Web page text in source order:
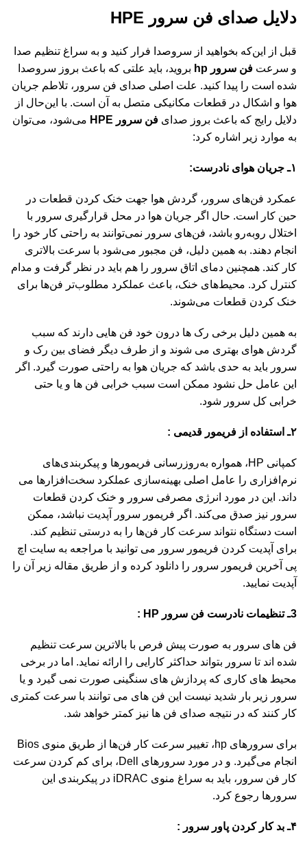
دلایل صدای فن سرور HPE
قبل از این‌که بخواهید از سروصدا فرار کنید و به سراغ تنظیم صدا
و سرعت فن سرور hp
بروید، باید علتی که باعث بروز سروصدا
شده است را پیدا کنید. علت اصلی صدای فن سرور، تلاطم جریان
هوا و اشکال در قطعات مکانیکی متصل به آن است. با این‌حال از
دلایل رایج که باعث بروز صدای فن سرور HPE
می‌شود، می‌توان
به موارد زیر اشاره کرد:
۱ـ جریان هوای نادرست:
عمکرد فن‌های سرور، گردش هوا جهت خنک کردن قطعات در
حین کار است. حال اگر جریان هوا در محل قرارگیری سرور با
اختلال روبه‌رو باشد، فن‌های سرور نمی‌توانند به راحتی کار خود را
انجام دهند. به همین دلیل، فن مجبور می‌شود با سرعت بالاتری
کار کند. همچنین دمای اتاق سرور را هم باید در نظر گرفت و مدام
کنترل کرد. محیط‌های خنک، باعث عملکرد مطلوب‌تر فن‌ها برای
خنک کردن قطعات می‌شوند.
به همین دلیل برخی رک ها درون خود فن هایی دارند که سبب
گردش هوای بهتری می شوند و از طرف دیگر فضای بین رک و
سرور باید به حدی باشد که جریان هوا به راحتی صورت گیرد. اگر
این عامل حل نشود ممکن است سبب خرابی فن ها و یا حتی
خرابی کل سرور شود.
۲ـ استفاده از فریمور قدیمی :
کمپانی HP، همواره به‌روزرسانی فریمورها و پیکربندی‌های
نرم‌افزاری را عامل اصلی بهینه‌سازی عملکرد سخت‌افزارها می
داند. این در مورد انرژی مصرفی سرور و خنک کردن قطعات
سرور نیز صدق می‌کند. اگر فریمور سرور آپدیت نباشد، ممکن
است دستگاه نتواند سرعت کار فن‌ها را به درستی تنظیم کند.
برای آپدیت کردن فریمور سرور می توانید با مراجعه به سایت اچ
پی آخرین فریمور سرور را دانلود کرده و از طریق مقاله زیر آن را
آپدیت نمایید.
3ـ تنظیمات نادرست فن سرور HP :
فن های سرور به صورت پیش فرص با بالاترین سرعت تنظیم
شده اند تا سرور بتواند حداکثر کارایی را ارائه نماید. اما در برخی
محیط های کاری که پردازش های سنگینی صورت نمی گیرد و یا
سرور زیر بار شدید نیست این فن های می توانند با سرعت کمتری
کار کنند که در نتیجه صدای فن ها نیز کمتر خواهد شد.
برای سرورهای hp، تغییر سرعت کار فن‌ها از طریق منوی Bios
انجام می‌گیرد. و در مورد سرورهای Dell، برای کم کردن سرعت
کار فن سرور، باید به سراغ منوی iDRAC در پیکربندی این
سرورها رجوع کرد.
۴ـ بد کار کردن پاور سرور :